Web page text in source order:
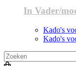
In Vader/
Kado's
Kado's